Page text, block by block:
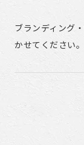
ブランディング
かせてください